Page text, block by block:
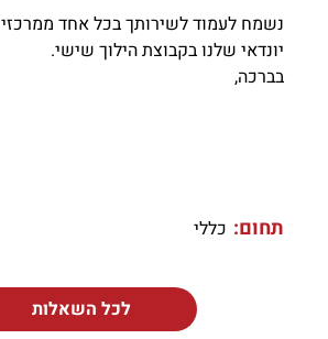
נשמח לעמוד לשירותך בכל אחד
יונדאי שלנו בקבוצת הילוך שישי.
בברכה,
תחום: כללי
לכל השאלות